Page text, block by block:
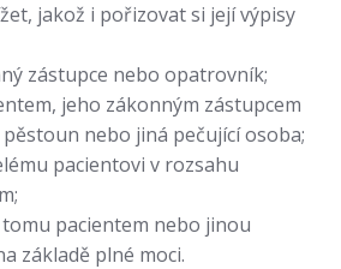
jakož i pořizovat si její výpisy
zástupce nebo opatrovník;
jeho zákonným zástupcem
nebo jiná pečující osoba;
pacientovi v rozsahu
tomu pacientem nebo jinou
základě plné moci.